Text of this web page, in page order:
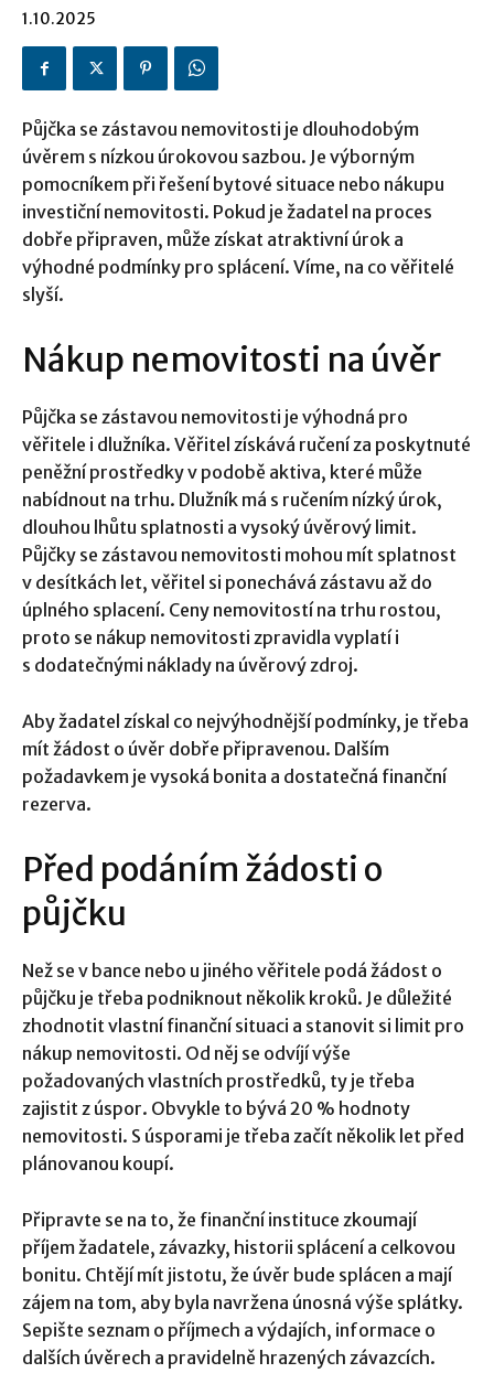
1.10.2025
Půjčka se zástavou nemovitosti je dlouhodobým
úvěrem s nízkou úrokovou sazbou. Je výborným
pomocníkem při řešení bytové situace nebo nákupu
investiční nemovitosti. Pokud je žadatel na proces
dobře připraven, může získat atraktivní úrok a
výhodné podmínky pro splácení. Víme, na co věřitelé
slyší.
Nákup nemovitosti na úvěr
Půjčka se zástavou nemovitosti je výhodná pro
věřitele i dlužníka. Věřitel získává ručení za poskytnuté
peněžní prostředky v podobě aktiva, které může
nabídnout na trhu. Dlužník má s ručením nízký úrok,
dlouhou lhůtu splatnosti a vysoký úvěrový limit.
Půjčky se zástavou nemovitosti mohou mít splatnost
v desítkách let, věřitel si ponechává zástavu až do
úplného splacení. Ceny nemovitostí na trhu rostou,
proto se nákup nemovitosti zpravidla vyplatí i
s dodatečnými náklady na úvěrový zdroj.
Aby žadatel získal co nejvýhodnější podmínky, je třeba
mít žádost o úvěr dobře připravenou. Dalším
požadavkem je vysoká bonita a dostatečná finanční
rezerva.
Před podáním žádosti o
půjčku
Než se v bance nebo u jiného věřitele podá žádost o
půjčku je třeba podniknout několik kroků. Je důležité
zhodnotit vlastní finanční situaci a stanovit si limit pro
nákup nemovitosti. Od něj se odvíjí výše
požadovaných vlastních prostředků, ty je třeba
zajistit z úspor. Obvykle to bývá 20 % hodnoty
nemovitosti. S úsporami je třeba začít několik let před
plánovanou koupí.
Připravte se na to, že finanční instituce zkoumají
příjem žadatele, závazky, historii splácení a celkovou
bonitu. Chtějí mít jistotu, že úvěr bude splácen a mají
zájem na tom, aby byla navržena únosná výše splátky.
Sepište seznam o příjmech a výdajích, informace o
dalších úvěrech a pravidelně hrazených závazcích.